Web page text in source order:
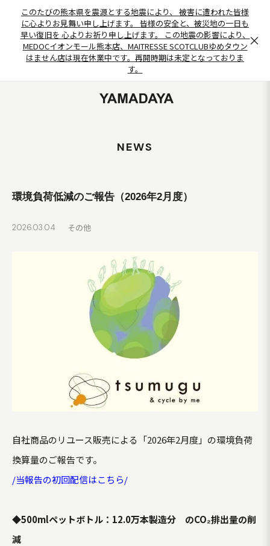
このたびの熊本県を震源とする地震により、 被害に遭われた皆様
に心よりお見舞い申し上げます。 皆様の安全と、被災地の一日も
早い復旧を 心よりお祈り申し上げます。 この地震の影響により、
MEDOCイオンモール熊本店、MAITRESSE SCOTCLUBゆめタウン
はません店は現在休業中です。再開時期は未定となっておりま
す。
×
NEWS
環境負荷低減のご報告（2026年2月度）
2026.03.04 その他
自社商品のリユース販売による「2026年2月度」の環境負荷
換算量のご報告です。
/当報告の初回配信はこちら/
◆500mlペットボトル：12.0万本製造分 のCO₂排出量の削
減